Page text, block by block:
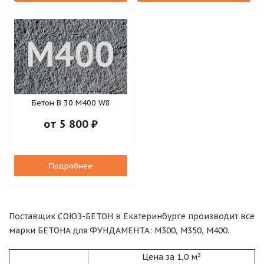
Бетон B 30 М400 W8
от 5 800 ₽
Подробнее
Поставщик СОЮЗ-БЕТОН в Екатеринбурге производит все
марки БЕТОНА для ФУНДАМЕНТА: М300, М350, М400.
Цена за 1,0 м³